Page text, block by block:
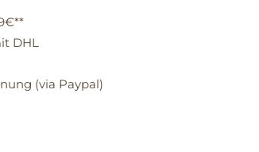
DHL
(via Paypal)